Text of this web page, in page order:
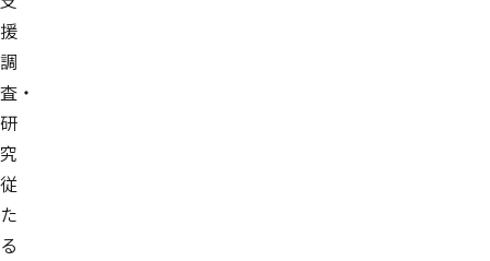
援
調
査・
研
究
従
た
る